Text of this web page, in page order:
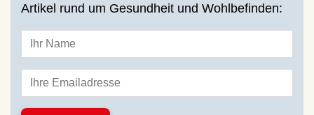
Artikel rund um Gesundheit und Wohlbefinden: